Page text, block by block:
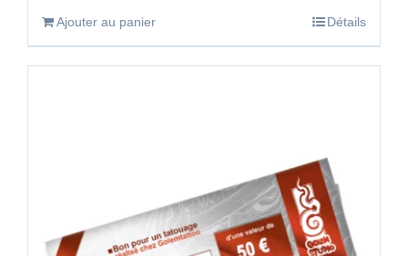
Ajouter au panier Détails